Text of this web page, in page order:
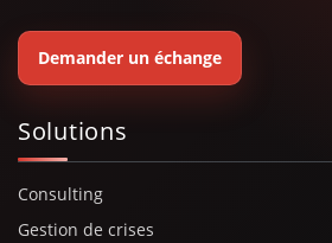
Demander un échange
Solutions
Consulting
Gestion de crises